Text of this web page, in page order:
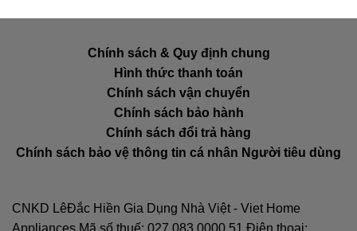
Chính sách & Quy định chung
Hình thức thanh toán
Chính sách vận chuyển
Chính sách bảo hành
Chính sách đổi trả hàng
Chính sách bảo vệ thông tin cá nhân Người tiêu dùng
CNKD LêĐắc Hiền Gia Dụng Nhà Việt - Viet Home
Appliances Mã số thuế: 027.083.0000.51 Điện thoại: